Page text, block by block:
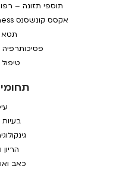
הריון
כאב
תוספי תזונה –
אקסס קונשסנס access consciousness
תטא
פסיכותרפיה